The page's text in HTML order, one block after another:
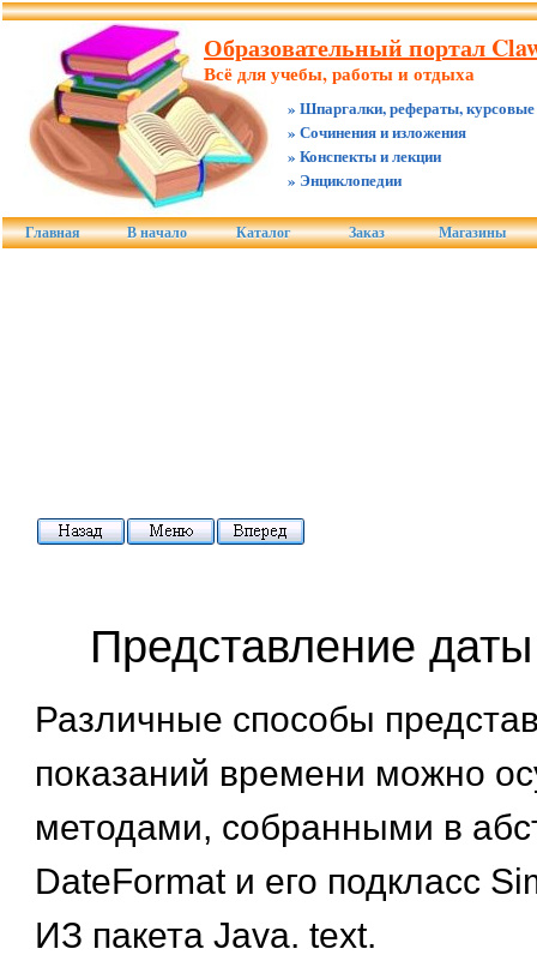
Образовательный портал
Всё для учебы, работы и отдыха
» Шпаргалки, рефераты, курсовые
» Сочинения и изложения
» Конспекты и лекции
» Энциклопедии
Главная В начало Каталог Заказ Магазины
Представление
Различные способы
показаний времени можно
методами, собранными в
DateFormat и его подкласс
ИЗ пакета Java. text.